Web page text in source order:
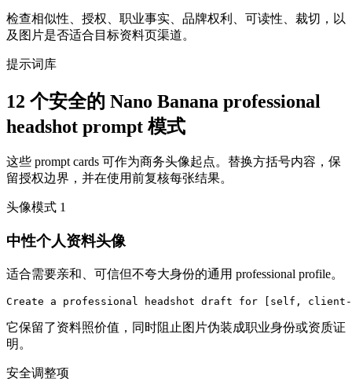
检查相似性、授权、职业事实、品牌权利、可读性、裁切，以
及图片是否适合目标资料页渠道。
提示词库
12 个安全的 Nano Banana professional
headshot prompt 模式
这些 prompt cards 可作为商务头像起点。替换方括号内容，保
留授权边界，并在使用前复核每张结果。
头像模式 1
中性个人资料头像
适合需要亲和、可信但不夸大身份的通用 professional profile。
Create a professional headshot draft for [self, client-
它保留了资料照价值，同时阻止图片伪装成职业身份或资质证
明。
安全调整项